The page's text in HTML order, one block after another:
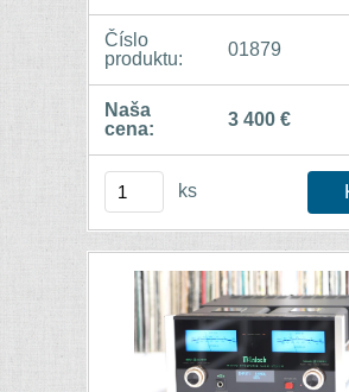
Číslo
produktu:
01879
Naša
cena:
3 400 €
ks